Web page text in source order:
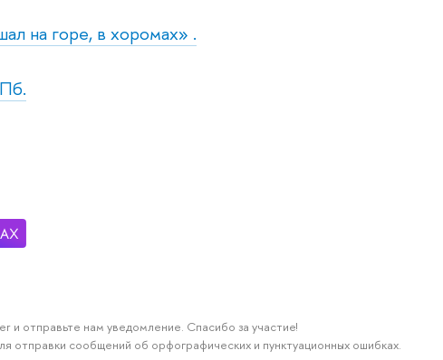
на горе, в хоромах» .
и отправьте нам уведомление. Спасибо за участие!
отправки сообщений об орфографических и пунктуационных ошибках.